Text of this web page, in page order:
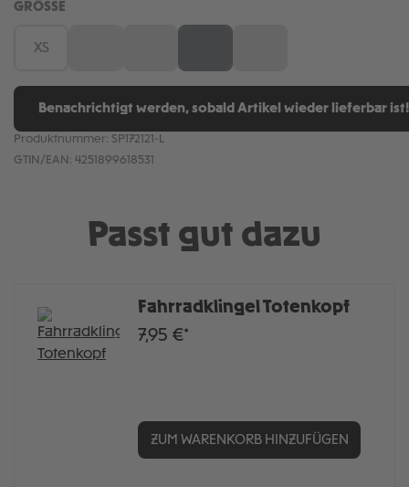
GRÖSSE
XS
Benachrichtigt werden, sobald Artikel wieder lieferbar ist!
Produktnummer: SP172121-L
GTIN/EAN: 4251899618531
Passt gut dazu
Fahrradklingel Totenkopf
7,95 €*
ZUM WARENKORB HINZUFÜGEN